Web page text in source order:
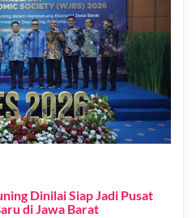
Dinilai Siap Jadi Pusat
di Jawa Barat